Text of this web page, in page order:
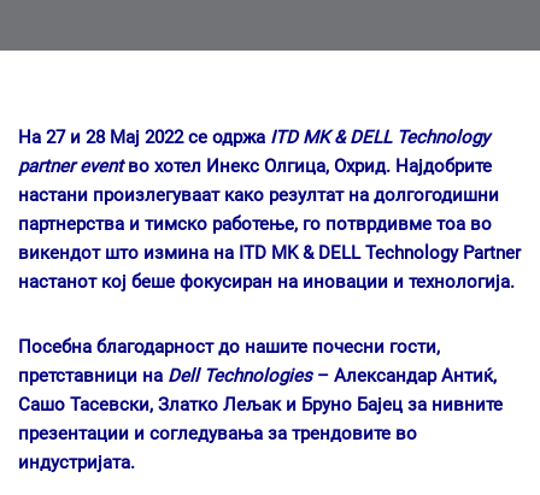
На 27 и 28 Мај 2022 се одржа ITD MK & DELL Technology
partner eventво хотел Инекс Олгица, Охрид. Најдобрите
настани произлегуваат како резултат на долгогодишни
партнерства и тимско работење, го потврдивме тоа во
викендот што измина на ITD MK & DELL Technology Partner
настанот кој беше фокусиран на иновации и технологија.
Посебна благодарност до нашите почесни гости,
претставници на Dell Technologies– Александар Антиќ,
Сашо Тасевски, Златко Лељак и Бруно Бајец за нивните
презентации и согледувања за трендовите во
индустријата.